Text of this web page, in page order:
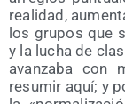
reali­dad,
los gru­pos que
y la lucha de
avan­za­ba con
resu­mir aquí; y